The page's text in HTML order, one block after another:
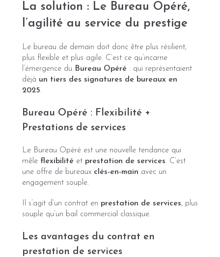
La solution : Le Bureau Opéré,
l’agilité au service du prestige
Le bureau de demain doit donc être plus résilient,
plus flexible et plus agile. C’est ce qu’incarne
l’émergence du Bureau Opéré : qui représentaient
déjà un tiers des signatures de bureaux en
2025.
Bureau Opéré : Flexibilité +
Prestations de services
Le Bureau Opéré est une nouvelle tendance qui
mêle flexibilité et prestation de services. C’est
une offre de bureaux clés-en-main avec un
engagement souple.
Il s’agit d’un contrat en prestation de services, plus
souple qu’un bail commercial classique.
Les avantages du contrat en
prestation de services